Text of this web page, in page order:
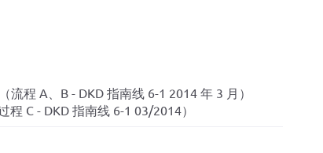
流程 A、B - DKD 指南线 6-1 2014 年 3 月）
程 C - DKD 指南线 6-1 03/2014）